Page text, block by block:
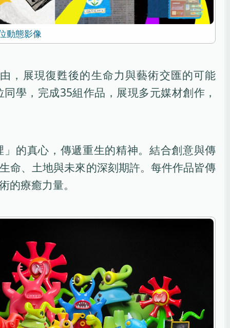
動態影像
，展現復甦後的生命力與藝術交匯的可能
學，完成35組作品，展現多元媒材創作，
的真心，傳遞重生的精神。結合創意與傳
命、土地與未來的深刻期許。每件作品皆傳
的療癒力量。